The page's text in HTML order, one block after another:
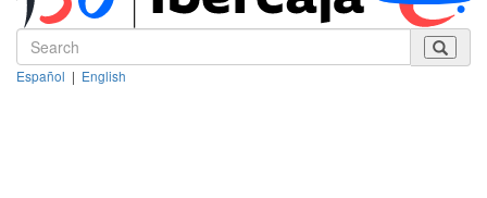
Español | English